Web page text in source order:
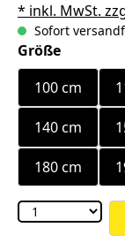
* inkl. MwSt.
Sofort
Größe
100 cm
140 cm
180 cm